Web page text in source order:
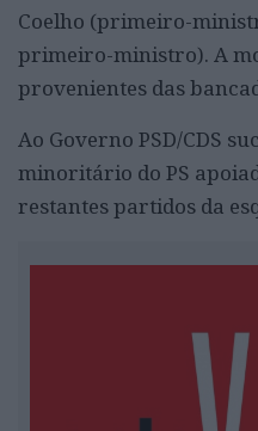
Coelho (primeiro-
primeiro-ministro). A
provenientes das
Ao Governo PSD/CDS
minoritário do PS
restantes partidos da